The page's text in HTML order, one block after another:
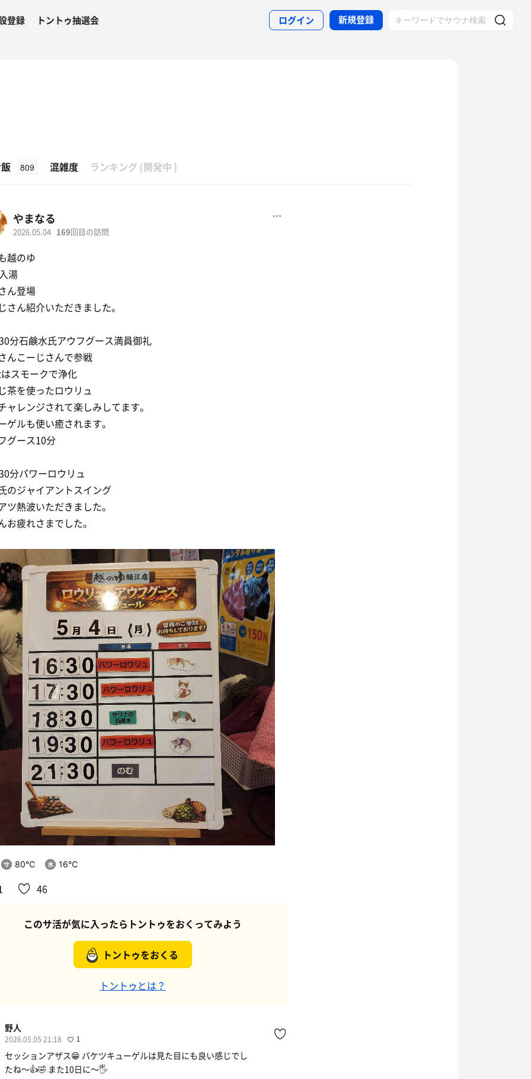
登録 トントゥ抽選会 ログイン 新規登録
809 混雑度 ランキング (開発中 )
やまなる
2026.05.04 169回目の訪問
越のゆ
湯
ん登場
さん紹介いただきました。
分石鹸水氏アウフグース満員御礼
んこーじさんで参戦
スモークで浄化
茶を使ったロウリュ
ャレンジされて楽しみしてます。
ゲルも使い癒されます。
グース10分
分パワーロウリュ
のジャイアントスイング
ツ熱波いただきました。
お疲れさまでした。
80℃ 16℃
46
このサ活が気に入ったらトントゥをおくってみよう
トントゥをおくる
トントゥとは？
野人
2026.05.05 21:18 1
セッションアザス😁 バケツキューゲルは見た目にも良い感じでし
たね〜👍🤣 また10日に〜🖐️